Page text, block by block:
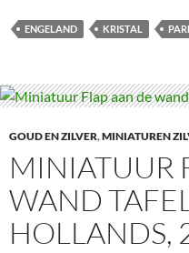
ENGELAND KRISTAL
GOUD EN ZILVER,MINIATUREN
MINIATUUR
WAND
HOLLANDS,